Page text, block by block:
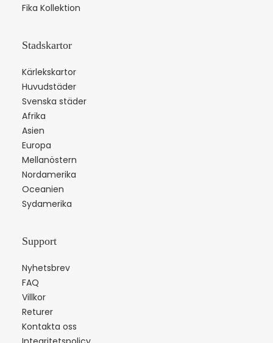
Fika Kollektion
Stadskartor
Kärlekskartor
Huvudstäder
Svenska städer
Afrika
Asien
Europa
Mellanöstern
Nordamerika
Oceanien
Sydamerika
Support
Nyhetsbrev
FAQ
Villkor
Returer
Kontakta oss